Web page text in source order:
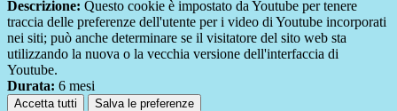
Descrizione: Questo cookie è impostato da Youtube per tenere
traccia delle preferenze dell'utente per i video di Youtube incorporati
nei siti; può anche determinare se il visitatore del sito web sta
utilizzando la nuova o la vecchia versione dell'interfaccia di
Youtube.
Durata: 6 mesi
Accetta tutti Salva le preferenze